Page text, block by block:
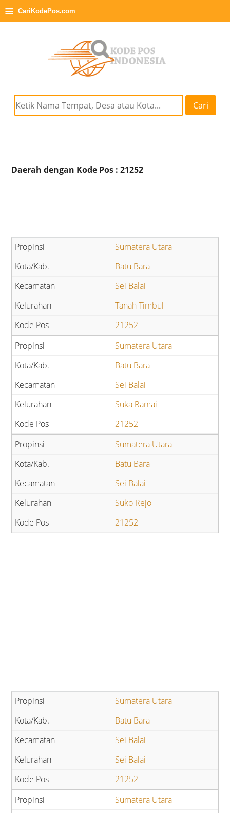
≡ CariKodePos.com
Cari
Daerah dengan Kode Pos : 21252
Sumatera Utara
Batu Bara
Sei Balai
Tanah Timbul
21252
Sumatera Utara
Batu Bara
Sei Balai
Suka Ramai
21252
Sumatera Utara
Batu Bara
Sei Balai
Suko Rejo
21252
Sumatera Utara
Batu Bara
Sei Balai
Sei Balai
21252
Sumatera Utara